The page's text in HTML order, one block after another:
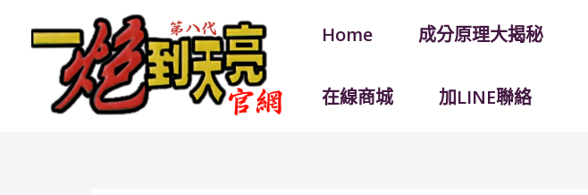
Home 成分原理大揭秘
在線商城 加LINE聯絡